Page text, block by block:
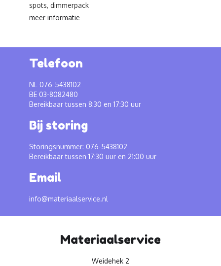
spots, dimmerpack
meer informatie
Telefoon
NL 076-5438102
BE 03-8082480
Bereikbaar tussen 8:30 en 17:30 uur
Bij storing
Storingsnummer: 076-5438102
Bereikbaar tussen 17:30 uur en 21:00 uur
Email
info@materiaalservice.nl
Materiaalservice
Weidehek 2